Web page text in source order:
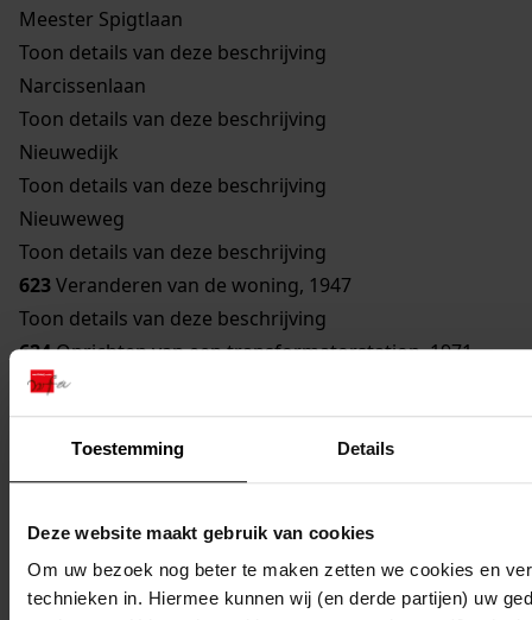
Toestemming Details
Deze website maakt gebruik van cookies
Om uw bezoek nog beter te maken zetten we cookies en
technieken in. Hiermee kunnen wij (en derde partijen) uw
Meester Spigtlaan
Toon details van deze beschrijving
Narcissenlaan
Toon details van deze beschrijving
Nieuwedijk
Toon details van deze beschrijving
Nieuweweg
Toon details van deze beschrijving
623Veranderen van de woning, 1947
Toon details van deze beschrijving
624Oprichten van een transformatorstation, 1971
Toon details van deze beschrijving
625Verbouwen van een gebouw bestemd om te
worden gebruikt als woonhuis, 1929
Toon details van deze beschrijving
Toon details van deze beschrijving
627Veranderen woning, 1962